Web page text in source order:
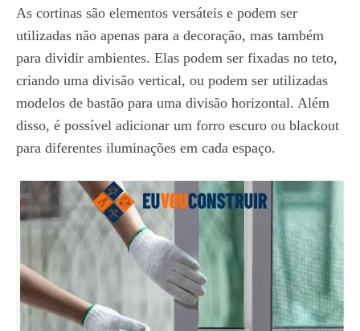
As cortinas são elementos versáteis e podem ser
utilizadas não apenas para a decoração, mas também
para dividir ambientes. Elas podem ser fixadas no teto,
criando uma divisão vertical, ou podem ser utilizadas
modelos de bastão para uma divisão horizontal. Além
disso, é possível adicionar um forro escuro ou blackout
para diferentes iluminações em cada espaço.